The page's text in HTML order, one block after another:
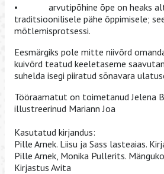
• arvutipõhine õpe on heaks
traditsioonilisele pähe õppimisele;
mõtlemisprotsessi.
Eesmärgiks pole mitte niivõrd
kuivõrd teatud keeletaseme
suhelda isegi piiratud sõnavara
Tööraamatut on toimetanud Jelena
illustreerinud Mariann Joa
Kasutatud kirjandus:
Pille Arnek. Liisu ja Sass lasteaias.
Pille Arnek, Monika Pullerits.
Kirjastus Avita